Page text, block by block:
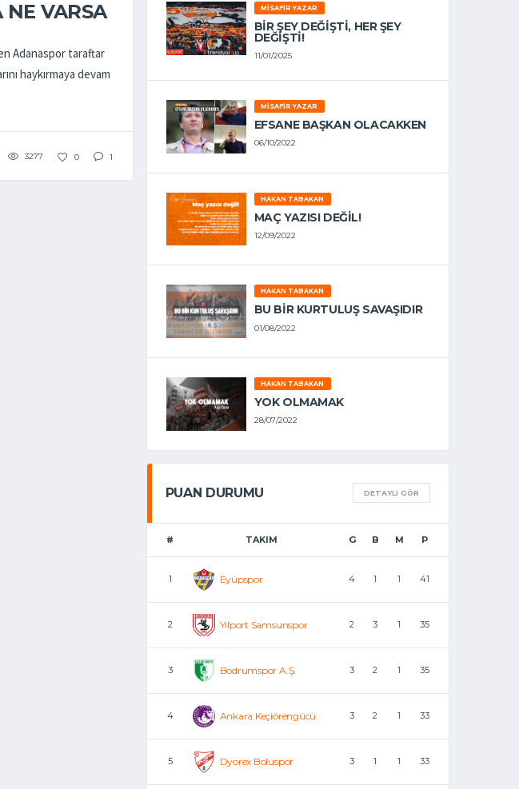
NE VARSA
Adanaspor taraftar
haykırmaya devam
3277 0 1
MISAFIR YAZAR
BIR ŞEY DEĞIŞTI, HER ŞEY
DEĞIŞTI!
11/01/2025
MISAFIR YAZAR
EFSANE BAŞKAN OLACAKKEN
06/10/2022
HAKAN TABAKAN
MAÇ YAZISI DEĞİL!
12/09/2022
HAKAN TABAKAN
BU BİR KURTULUŞ SAVAŞIDIR
01/08/2022
HAKAN TABAKAN
YOK OLMAMAK
28/07/2022
PUAN DURUMU DETAYLI GÖR
# TAKIM G B M P
1 Eyüpspor 4 1 1 41
2 Yılport Samsunspor 2 3 1 35
3 Bodrumspor A.Ş. 3 2 1 35
4 Ankara Keçiörengücü 3 2 1 33
5 Dyorex Boluspor 3 1 1 33